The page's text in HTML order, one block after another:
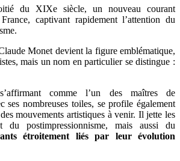
du XIXe siècle, un nouveau courant
captivant rapidement l’attention du
Monet devient la figure emblématique,
mais un nom en particulier se distingue :
comme l’un des maîtres de
ses nombreuses toiles, se profile également
mouvements artistiques à venir. Il jette les
du postimpressionnisme, mais aussi du
étroitement liés par leur évolution